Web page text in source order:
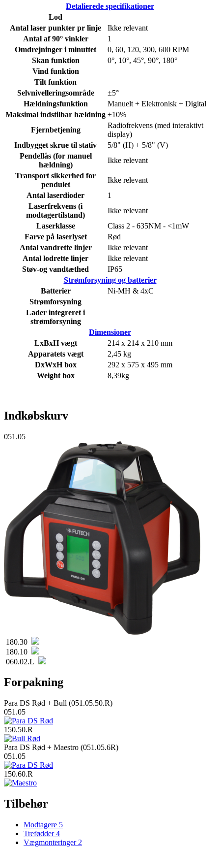
Detalierede specifikationer
Lod
Antal laser punkter pr linje
Ikke relevant
Antal af 90° vinkler
1
Omdrejninger i minuttet
0, 60, 120, 300, 600 RPM
Skan funktion
0°, 10°, 45°, 90°, 180°
Vind funktion
Tilt funktion
Selvnivelleringsområde
±5°
Hældningsfunktion
Manuelt + Elektronisk + Digital
Maksimal indstilbar hældning ±10%
Fjernbetjening
Radiofrekvens (med interaktivt
display)
Indbygget skrue til stativ
5/8" (H) + 5/8" (V)
Pendellås (for manuel
hældning)
Ikke relevant
Transport sikkerhed for
pendulet
Ikke relevant
Antal laserdioder
1
Laserfrekvens (i
modtagertilstand)
Ikke relevant
Laserklasse
Class 2 - 635NM - <1mW
Farve på laserlyset
Rød
Antal vandrette linjer
Ikke relevant
Antal lodrette linjer
Ikke relevant
Støv-og vandtæthed
IP65
Strømforsyning og batterier
Batterier
Ni-MH & 4xC
Strømforsyning
Lader integreret i
strømforsyning
Dimensioner
LxBxH vægt
214 x 214 x 210 mm
Apparatets vægt
2,45 kg
DxWxH box
292 x 575 x 495 mm
Weight box
8,39kg
Indkøbskurv
051.05
180.30
180.10
060.02.L
Forpakning
Para DS Rød + Bull (051.05.50.R)
051.05
150.50.R
Para DS Rød + Maestro (051.05.6R)
051.05
150.60.R
Tilbehør
Modtagere 5
Trefødder4
Vægmonteringer 2